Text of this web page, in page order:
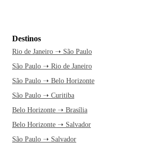
Destinos
Rio de Janeiro ➝ São Paulo
São Paulo ➝ Rio de Janeiro
São Paulo ➝ Belo Horizonte
São Paulo ➝ Curitiba
Belo Horizonte ➝ Brasília
Belo Horizonte ➝ Salvador
São Paulo ➝ Salvador